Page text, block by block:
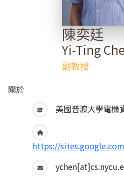
陳奕廷
Yi-Ting
副教授
關於
美國普渡大學電機
https://